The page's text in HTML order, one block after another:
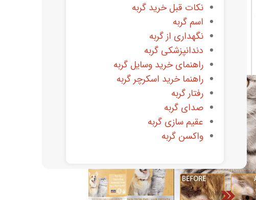
نکات قبل خرید گربه
اسم گربه
نگهداری از گربه
دندانپزشکی گربه
راهنمای خرید وسایل گربه
راهنما خرید اسکرچر گربه
رفتار گربه
صدای گربه
عقیم سازی گربه
واکسن گربه